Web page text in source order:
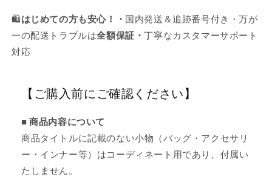
🛍️はじめての方も安心！・ 国内発送＆追跡番号付き・万が
一の配送トラブルは全額保証・丁寧なカスタマーサポート
対応
【ご購入前にご確認ください】
■ 商品内容について
商品タイトルに記載のない小物（バッグ・アクセサリ
ー・インナー等）はコーディネート用であり、付属い
たしません。